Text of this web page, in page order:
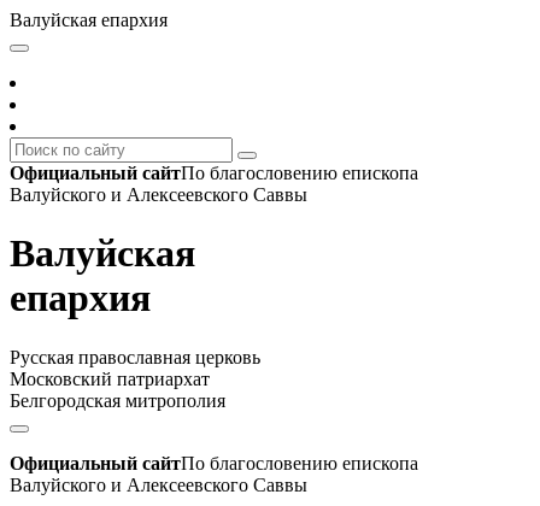
Валуйская епархия
Официальный сайтПо благословению епископа
Валуйского и Алексеевского Саввы
Валуйская
епархия
Русская православная церковь
Московский патриархат
Белгородская митрополия
Официальный сайтПо благословению епископа
Валуйского и Алексеевского Саввы